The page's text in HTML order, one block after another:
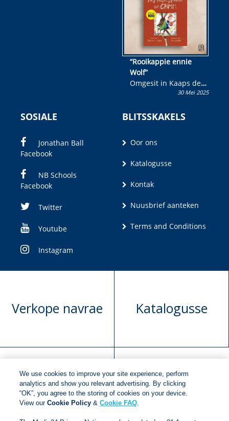
“Rooikappie ennie
Wolf”
Omgesit in Kaaps deur
Olivia M. Coetzee30 Mei 2025
SOSIALE
Jonathan Ball
Facebook
NB Schools
Facebook
Twitter
Youtube
Instagram
BLITSSKAKELS
Oor ons
Katalogusse
Kontak
Nuusbrief aanteken
Terms and Conditions
Verkope navrae Katalogusse
Manuskrip
voorlegging
Versoek boekregte
We use cookies to improve your site experience, perform
analytics and show you relevant advertising. By clicking
“OK”, you agree to the storing of cookies on your device.
View ourCookie Policy &Cookie FAQ.